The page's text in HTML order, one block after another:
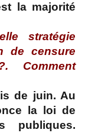
la majorité
stratégie
de censure
Comment
de juin. Au
la loi de
publiques.